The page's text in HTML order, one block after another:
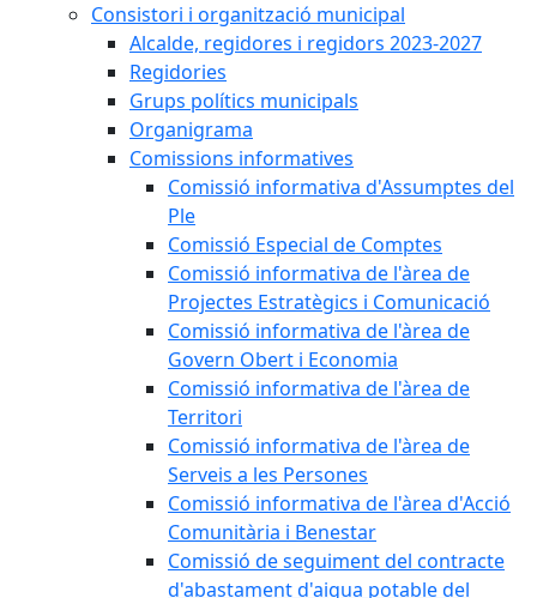
Consistori i organització municipal
Alcalde, regidores i regidors 2023-2027
Regidories
Grups polítics municipals
Organigrama
Comissions informatives
Comissió informativa d'Assumptes del
Ple
Comissió Especial de Comptes
Comissió informativa de l'àrea de
Projectes Estratègics i Comunicació
Comissió informativa de l'àrea de
Govern Obert i Economia
Comissió informativa de l'àrea de
Territori
Comissió informativa de l'àrea de
Serveis a les Persones
Comissió informativa de l'àrea d'Acció
Comunitària i Benestar
Comissió de seguiment del contracte
d'abastament d'aigua potable del